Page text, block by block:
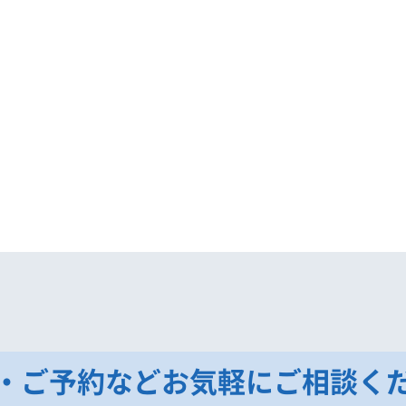
ご予約などお気軽にご相談く